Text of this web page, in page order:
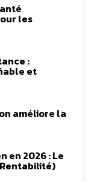
les
:
et
améliore la
en 2026 : Le